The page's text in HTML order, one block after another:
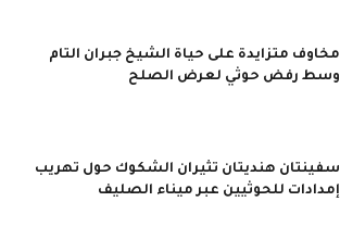
مخاوف متزايدة على حياة الشيخ جبران التام
وسط رفض حوثي لعرض الصلح
سفينتان هنديتان تثيران الشكوك حول تهريب
إمدادات للحوثيين عبر ميناء الصليف